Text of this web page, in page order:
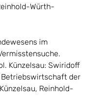
Würth-
im
Künzelsau: Swiridoff
der
Reinhold-